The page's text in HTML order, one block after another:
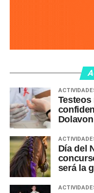
Dolavon
Día del
será la